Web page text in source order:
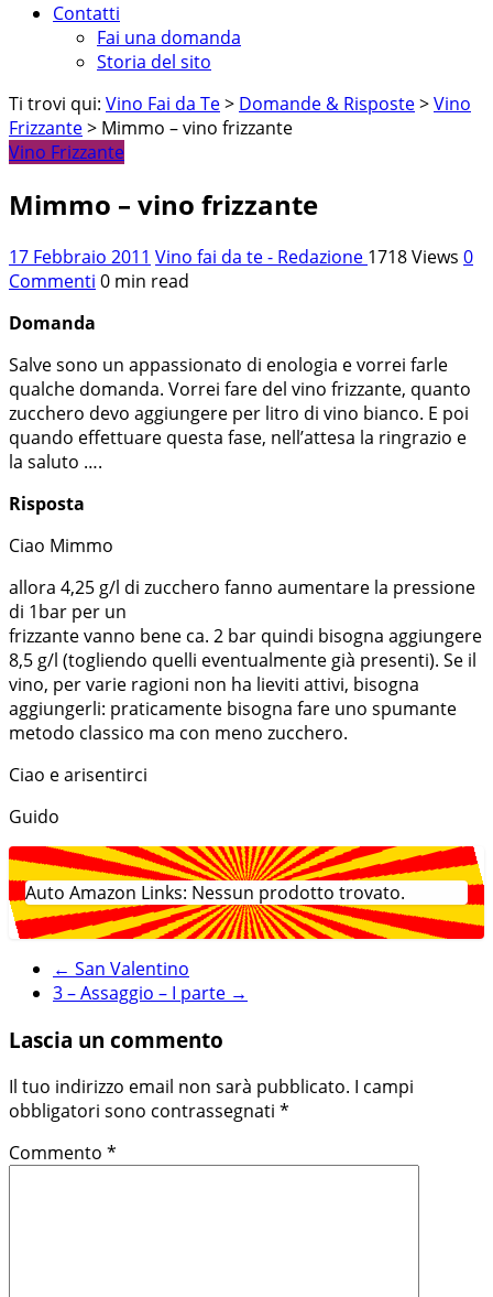
Contatti
Fai una domanda
Storia del sito
Ti trovi qui: Vino Fai da Te> Domande & Risposte>Vino
Frizzante> Mimmo – vino frizzante
Vino Frizzante
Mimmo – vino frizzante
17 Febbraio 2011 Vino fai da te - Redazione 1718 Views 0
Commenti 0 min read
Domanda
Salve sono un appassionato di enologia e vorrei farle
qualche domanda. Vorrei fare del vino frizzante, quanto
zucchero devo aggiungere per litro di vino bianco. E poi
quando effettuare questa fase, nell’attesa la ringrazio e
la saluto ….
Risposta
Ciao Mimmo
allora 4,25 g/l di zucchero fanno aumentare la pressione
di 1bar per un
frizzante vanno bene ca. 2 bar quindi bisogna aggiungere
8,5 g/l (togliendo quelli eventualmente già presenti). Se il
vino, per varie ragioni non ha lieviti attivi, bisogna
aggiungerli: praticamente bisogna fare uno spumante
metodo classico ma con meno zucchero.
Ciao e arisentirci
Guido
Auto Amazon Links: Nessun prodotto trovato.
← San Valentino
3 – Assaggio – I parte →
Lascia un commento
Il tuo indirizzo email non sarà pubblicato. I campi
obbligatori sono contrassegnati *
Commento *